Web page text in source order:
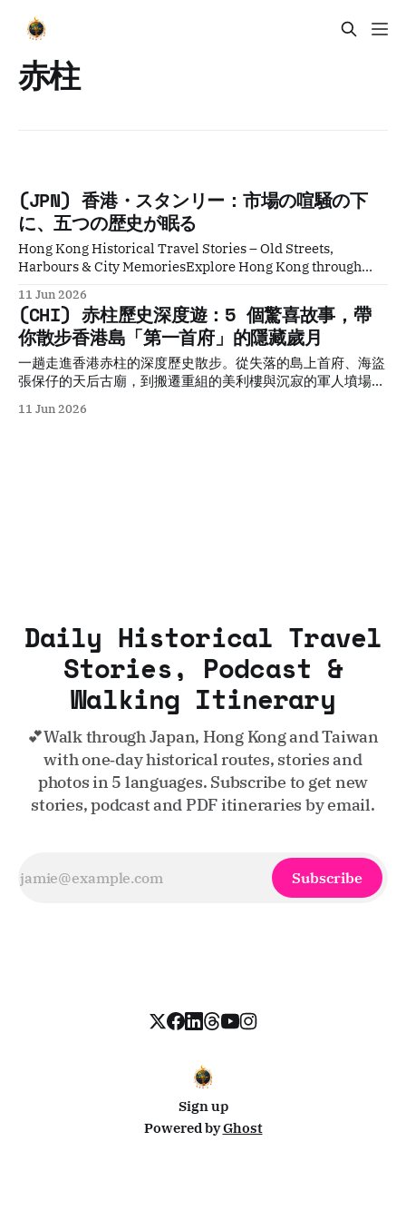
赤柱
(JPN) 香港・スタンリー：市場の喧騒の下
に、五つの歴史が眠る
Hong Kong Historical Travel Stories – Old Streets,
Harbours & City MemoriesExplore Hong Kong through
harbours and neighbourhoods filled with memories and
cultural heritage.Historical Travel StoriesLawrence 場所
を訪れることと、場所を読むことは、まったく別の行為であ
る。 線香の煙が鼻をかすめた瞬間、私はようやく立ち止まっ
た。 天后廟の入口から漂うその煙は、観光客で賑わうスタン
リー・マーケットの喧騒とは別の時間の中にあるようだっ
た。廟は1767年に建てられた。英国人がこの地に上陸する
11 Jun 2026
(CHI) 赤柱歷史深度遊：5 個驚喜故事，帶
你散步香港島「第一首府」的隱藏歲月
一趟走進香港赤柱的深度歷史散步。從失落的島上首府、海盜
張保仔的天后古廟，到搬遷重組的美利樓與沉寂的軍人墳場，
出赤柱最真實的海岸與戰爭歲月。
11 Jun 2026
Daily Historical Travel
Stories, Podcast &
Walking Itinerary
💕Walk through Japan, Hong Kong and Taiwan
with one‑day historical routes, stories and
photos in 5 languages. Subscribe to get new
stories, podcast and PDF itineraries by email.
Subscribe
Sign up
Powered byGhost